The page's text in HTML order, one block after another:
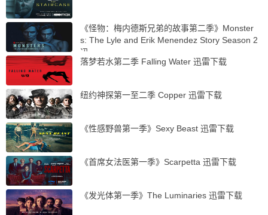
《怪物：梅内德斯兄弟的故事第二季》Monster
s: The Lyle and Erik Menendez Story Season 2
迅…
落梦若水第二季 Falling Water 迅雷下载
纽约神探第一至二季 Copper 迅雷下载
《性感野兽第一季》Sexy Beast 迅雷下载
《首席女法医第一季》Scarpetta 迅雷下载
《发光体第一季》The Luminaries 迅雷下载